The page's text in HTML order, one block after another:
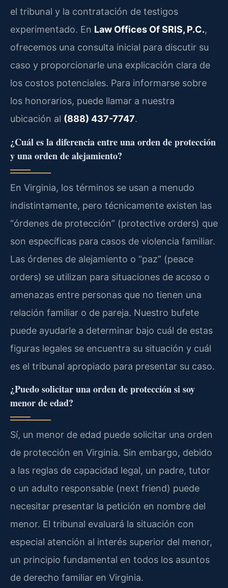
el tribunal y la contratación de testigos
experimentado. En Law Offices Of SRIS, P.C.,
ofrecemos una consulta inicial para discutir su
caso y proporcionarle una explicación clara de
los costos potenciales. Para informarse sobre
los honorarios, puede llamar a nuestra
ubicación al (888) 437-7747.
¿Cuál es la diferencia entre una orden de protección
y una orden de alejamiento?
En Virginia, los términos se usan a menudo
indistintamente, pero técnicamente existen las
“órdenes de protección” (protective orders) que
son específicas para casos de violencia familiar.
Las órdenes de alejamiento o “paz” (peace
orders) se utilizan para situaciones de acoso o
amenazas entre personas que no tienen una
relación familiar o de pareja. Nuestro bufete
puede ayudarle a determinar bajo cuál de estas
figuras legales se encuentra su situación y cuál
es el tribunal apropiado para presentar su caso.
¿Puedo solicitar una orden de protección si soy
menor de edad?
Sí, un menor de edad puede solicitar una orden
de protección en Virginia. Sin embargo, debido
a las reglas de capacidad legal, un padre, tutor
o un adulto responsable (next friend) puede
necesitar presentar la petición en nombre del
menor. El tribunal evaluará la situación con
especial atención al interés superior del menor,
un principio fundamental en todos los asuntos
de derecho familiar en Virginia.